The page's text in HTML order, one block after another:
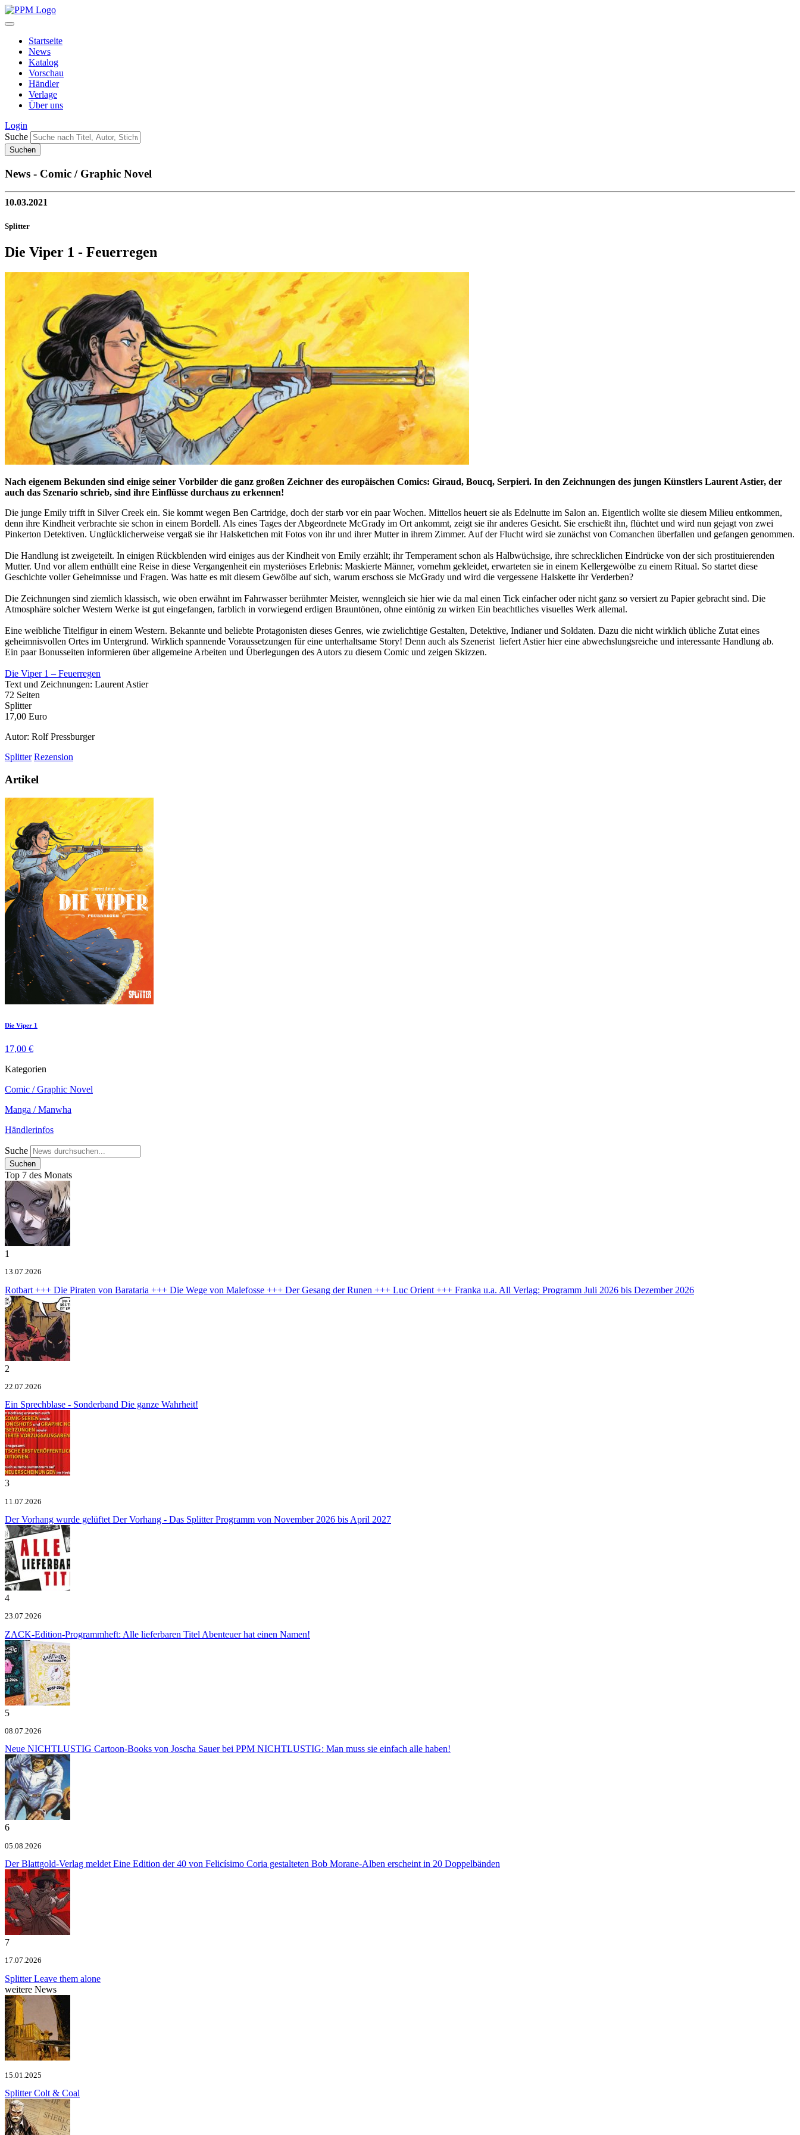
Startseite
News
Katalog
Vorschau
Händler
Verlage
Über uns
Login
Suche
News - Comic / Graphic Novel
10.03.2021
Splitter
Die Viper 1 - Feuerregen
Nach eigenem Bekunden sind einige seiner Vorbilder die ganz großen Zeichner des europäischen Comics: Giraud, Boucq, Serpieri. In den Zeichnungen des jungen Künstlers Laurent Astier, der
auch das Szenario schrieb, sind ihre Einflüsse durchaus zu erkennen!
Die junge Emily trifft in Silver Creek ein. Sie kommt wegen Ben Cartridge, doch der starb vor ein paar Wochen. Mittellos heuert sie als Edelnutte im Salon an. Eigentlich wollte sie diesem Milieu entkommen,
denn ihre Kindheit verbrachte sie schon in einem Bordell. Als eines Tages der Abgeordnete McGrady im Ort ankommt, zeigt sie ihr anderes Gesicht. Sie erschießt ihn, flüchtet und wird nun gejagt von zwei
Pinkerton Detektiven. Unglücklicherweise vergaß sie ihr Halskettchen mit Fotos von ihr und ihrer Mutter in ihrem Zimmer. Auf der Flucht wird sie zunächst von Comanchen überfallen und gefangen genommen.
Die Handlung ist zweigeteilt. In einigen Rückblenden wird einiges aus der Kindheit von Emily erzählt; ihr Temperament schon als Halbwüchsige, ihre schrecklichen Eindrücke von der sich prostituierenden
Mutter. Und vor allem enthüllt eine Reise in diese Vergangenheit ein mysteriöses Erlebnis: Maskierte Männer, vornehm gekleidet, erwarteten sie in einem Kellergewölbe zu einem Ritual. So startet diese
Geschichte voller Geheimnisse und Fragen. Was hatte es mit diesem Gewölbe auf sich, warum erschoss sie McGrady und wird die vergessene Halskette ihr Verderben?
Die Zeichnungen sind ziemlich klassisch, wie oben erwähnt im Fahrwasser berühmter Meister, wenngleich sie hier wie da mal einen Tick einfacher oder nicht ganz so versiert zu Papier gebracht sind. Die
Atmosphäre solcher Western Werke ist gut eingefangen, farblich in vorwiegend erdigen Brauntönen, ohne eintönig zu wirken Ein beachtliches visuelles Werk allemal.
Eine weibliche Titelfigur in einem Western. Bekannte und beliebte Protagonisten dieses Genres, wie zwielichtige Gestalten, Detektive, Indianer und Soldaten. Dazu die nicht wirklich übliche Zutat eines
geheimnisvollen Ortes im Untergrund. Wirklich spannende Voraussetzungen für eine unterhaltsame Story! Denn auch als Szenerist liefert Astier hier eine abwechslungsreiche und interessante Handlung ab.
Ein paar Bonusseiten informieren über allgemeine Arbeiten und Überlegungen des Autors zu diesem Comic und zeigen Skizzen.
Die Viper 1 – Feuerregen
Text und Zeichnungen: Laurent Astier
72 Seiten
Splitter
17,00 Euro
Autor: Rolf Pressburger
Splitter Rezension
Artikel
Die Viper 1
17,00 €
Kategorien
Comic / Graphic Novel
Manga / Manwha
Händlerinfos
Suche
Top 7 des Monats
1
13.07.2026
Rotbart +++ Die Piraten von Barataria +++ Die Wege von Malefosse +++ Der Gesang der Runen +++ Luc Orient +++ Franka u.a. All Verlag: Programm Juli 2026 bis Dezember 2026
2
22.07.2026
Ein Sprechblase - Sonderband Die ganze Wahrheit!
3
11.07.2026
Der Vorhang wurde gelüftet Der Vorhang - Das Splitter Programm von November 2026 bis April 2027
4
23.07.2026
ZACK-Edition-Programmheft: Alle lieferbaren Titel Abenteuer hat einen Namen!
5
08.07.2026
Neue NICHTLUSTIG Cartoon-Books von Joscha Sauer bei PPM NICHTLUSTIG: Man muss sie einfach alle haben!
6
05.08.2026
Der Blattgold-Verlag meldet Eine Edition der 40 von Felicísimo Coria gestalteten Bob Morane-Alben erscheint in 20 Doppelbänden
7
17.07.2026
SplitterLeave them alone
weitere News
15.01.2025
SplitterColt & Coal